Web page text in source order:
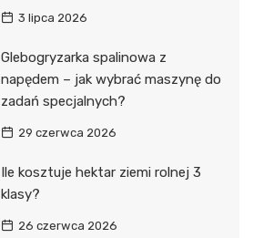
3 lipca 2026
Glebogryzarka spalinowa z
napędem – jak wybrać maszynę do
zadań specjalnych?
29 czerwca 2026
Ile kosztuje hektar ziemi rolnej 3
klasy?
26 czerwca 2026